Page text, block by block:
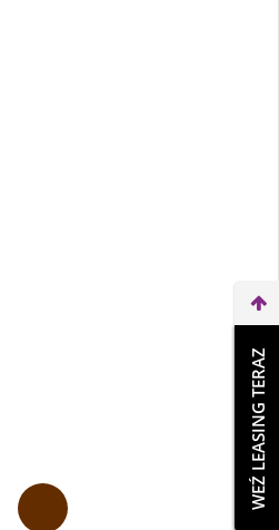
WEŹ LEASING TERAZ